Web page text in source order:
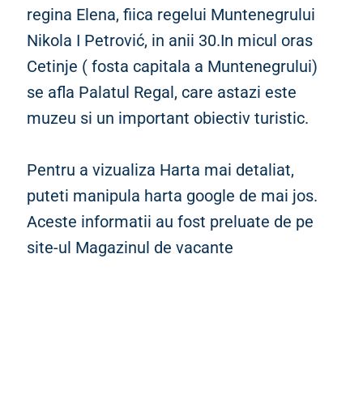
regina Elena, fiica regelui Muntenegrului
Nikola I Petrović, in anii 30.In micul oras
Cetinje ( fosta capitala a Muntenegrului)
se afla Palatul Regal, care astazi este
muzeu si un important obiectiv turistic.
Pentru a vizualiza Harta mai detaliat,
puteti manipula harta google de mai jos.
Aceste informatii au fost preluate de pe
site-ul Magazinul de vacante